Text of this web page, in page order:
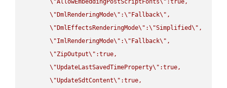
\"AllowEmbeddingPostScriptFonts\" :true,
\" DmlRenderingMode\" :\" Fallback\" ,
\" DmlEffectsRenderingMode\" :\"Simplified\" ,
\"ImlRenderingMode\" :\" Fallback\" ,
\"ZipOutput\" :true,
\"UpdateLastSavedTimeProperty\" :true,
\"UpdateSdtContent\" :true,